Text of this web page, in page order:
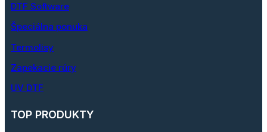
DTF Software
Špeciálna ponuka
Termolisy
Zapekacie rúry
UV DTF
TOP PRODUKTY